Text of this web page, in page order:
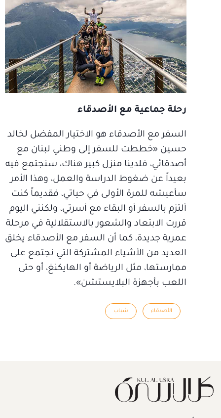
رحلة جماعية مع الأصدقاء
السفر مع الأصدقاء هو الاختيار المفضل لخالد
حسين «خططت للسفر إلى وطني لبنان مع
أصدقائي، فلدينا منزل كبير هناك، سنجتمع فيه
بعيداً عن ضغوط الدراسة والعمل، وهذا الأمر
سأعيشه للمرة الأولى في حياتي، فقديماً كنت
ألتزم بالسفر أو البقاء مع أسرتي، ولكنني اليوم
قررت الابتعاد والشعور بالاستقلالية في مرحلة
عمرية جديدة، كما أن السفر مع الأصدقاء يخلق
العديد من الأشياء المشتركة التي نجتمع على
ممارستها، مثل الرياضة أو الهايكنغ، أو حتى
اللعب بأجهزة البلايستشن».
الأصدقاء شباب